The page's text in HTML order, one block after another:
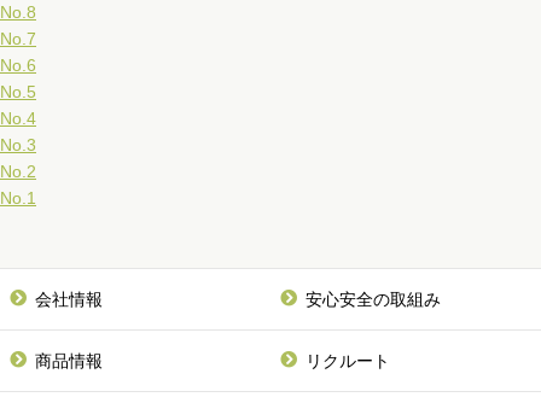
No.8
No.7
No.6
No.5
No.4
No.3
No.2
No.1
会社情報 安心安全の取組み
商品情報 リクルート